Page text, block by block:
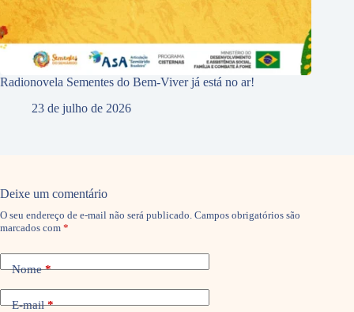
Radionovela Sementes do Bem-Viver já está no ar!
23 de julho de 2026
Deixe um comentário
O seu endereço de e-mail não será publicado. Campos obrigatórios são
marcados com *
Nome*
E-mail*